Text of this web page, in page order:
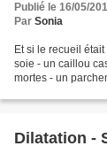
Publié le 16/05/
Par Sonia
Et si le recueil
soie - un caillou
mortes - un
Dilatation -